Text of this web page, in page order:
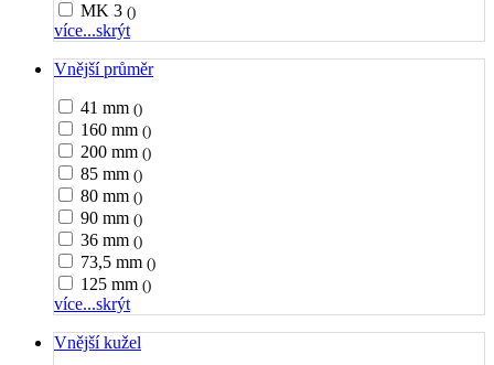
MK 3 ()
více...skrýt
Vnější průměr
41 mm ()
160 mm ()
200 mm ()
85 mm ()
80 mm ()
90 mm ()
36 mm ()
73,5 mm ()
125 mm ()
více...skrýt
Vnější kužel